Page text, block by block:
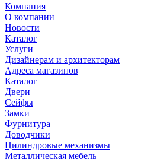
Компания
О компании
Новости
Каталог
Услуги
Дизайнерам и архитекторам
Адреса магазинов
Каталог
Двери
Сейфы
Замки
Фурнитура
Доводчики
Цилиндровые механизмы
Металлическая мебель